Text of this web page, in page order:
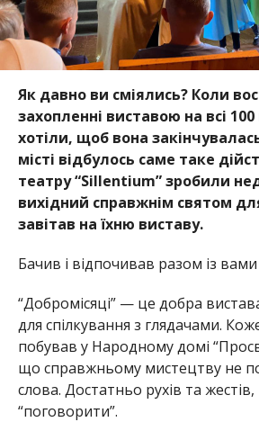
Як давно ви сміялись? Коли
захопленні виставою на всі 100
хотіли, щоб вона
місті відбулось саме таке
театру “Sillentium” зробили
вихідний справжнім святом
завітав на їхню виставу.
Бачив і відпочивав разом із вами
“Добромісяці” — це добра
для спілкування з глядачами.
побував у Народному домі
що справжньому мистецтву не
слова. Достатньо рухів та
“поговорити”.